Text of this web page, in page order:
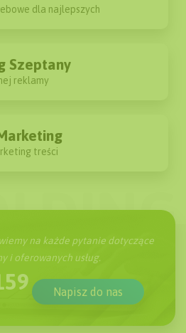
dla najlepszych
Szeptany
reklamy
treści
na każde pytanie dotyczące
i oferowanych usług.
Napisz do nas